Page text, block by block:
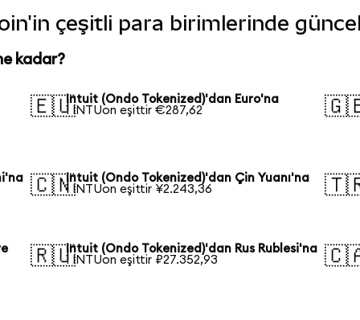
çeşitli para birimlerinde
kadar?
🇪🇺Intuit (Ondo Tokenized)'dan Euro'na
1 INTUon eşittir €287,62
🇨🇳Intuit (Ondo Tokenized)'dan Çin Yuanı'na
1 INTUon eşittir ¥2.243,36
🇷🇺Intuit (Ondo Tokenized)'dan Rus Rublesi'na
1 INTUon eşittir ₽27.352,93